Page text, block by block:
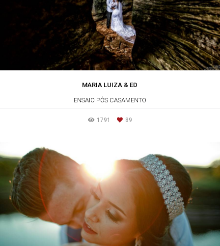
MARIA LUIZA & ED
ENSAIO PÓS CASAMENTO
1791 89